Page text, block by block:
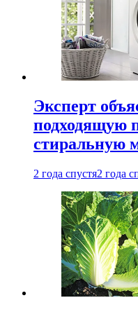
Эксперт
подходящую
стиральную
2 года спустя2 года